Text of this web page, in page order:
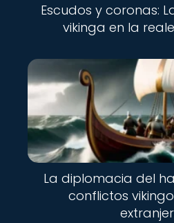
Escudos y coronas:
vikinga en la
La diplomacia del
conflictos